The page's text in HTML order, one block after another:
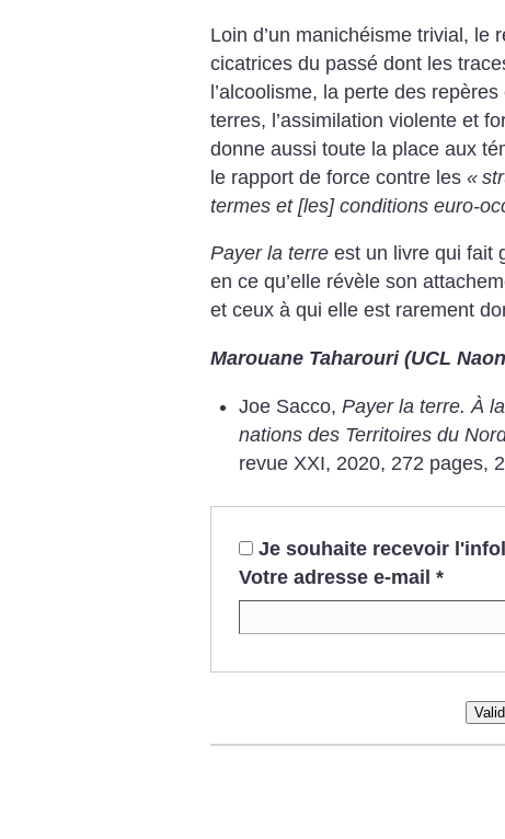
Loin d’un manichéisme trivial, le
cicatrices du passé dont les
l’alcoolisme, la perte des
terres, l’assimilation violente et
donne aussi toute la place aux
le rapport de force contre les «
termes et [les] conditions euro-
Payer la terre est un livre qui fait
en ce qu’elle révèle son
et ceux à qui elle est rarement
Marouane Taharouri (UCL
Joe Sacco,Payer la terre. À
nations des Territoires du
revue XXI, 2020, 272 pages,
Je souhaite recevoir
Votre adresse e-mail *